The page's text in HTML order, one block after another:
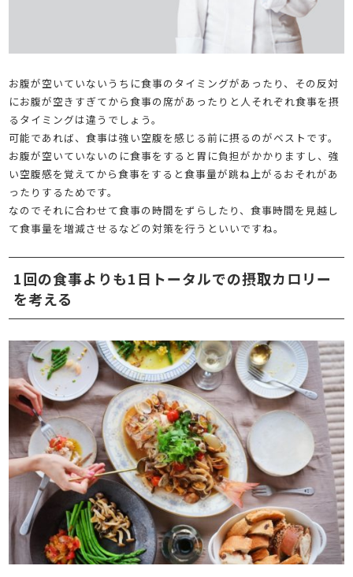
お腹が空いていないうちに食事のタイミングがあったり、その反対
にお腹が空きすぎてから食事の席があったりと人それぞれ食事を摂
るタイミングは違うでしょう。
可能であれば、食事は強い空腹を感じる前に摂るのがベストです。
お腹が空いていないのに食事をすると胃に負担がかかりますし、強
い空腹感を覚えてから食事をすると食事量が跳ね上がるおそれがあ
ったりするためです。
なのでそれに合わせて食事の時間をずらしたり、食事時間を見越し
て食事量を増減させるなどの対策を行うといいですね。
1回の食事よりも1日トータルでの摂取カロリー
を考える